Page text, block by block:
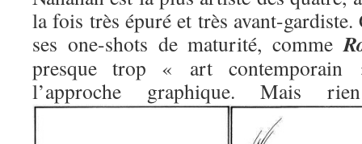
la fois très épuré et très avant-
ses one-shots de maturité, comme
presque trop « art contemporain
l’approche graphique. Mais